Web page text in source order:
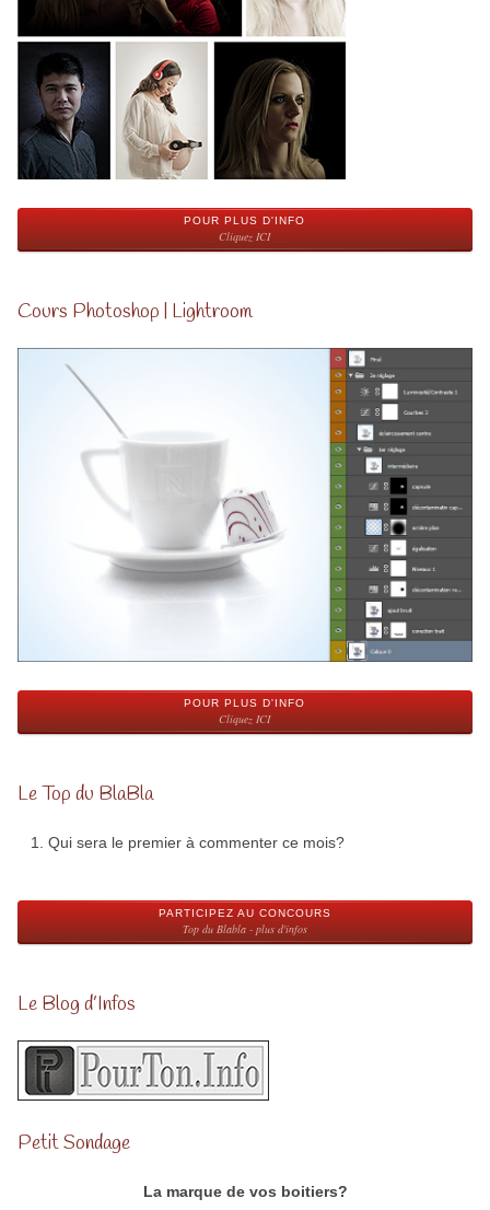
POUR PLUS D'INFO
Cliquez ICI
Cours Photoshop | Lightroom
POUR PLUS D'INFO
Cliquez ICI
Le Top du BlaBla
Qui sera le premier à commenter ce mois?
PARTICIPEZ AU CONCOURS
Top du Blabla - plus d'infos
Le Blog d’Infos
Petit Sondage
La marque de vos boitiers?